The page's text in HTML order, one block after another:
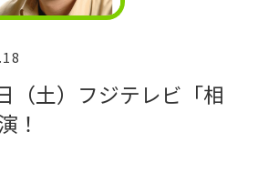
（土）フジテレビ「相
！